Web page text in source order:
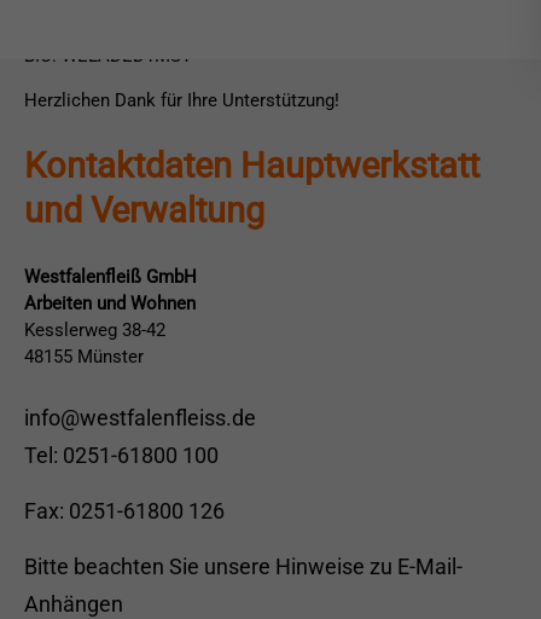
BIC: WELADED1MST
Herzlichen Dank für Ihre Unterstützung!
Kontaktdaten Hauptwerkstatt
und Verwaltung
Westfalenfleiß GmbH
Arbeiten und Wohnen
Kesslerweg 38-42
48155 Münster
info@westfalenfleiss.de
Tel: 0251-61800 100
Fax: 0251-61800 126
Bitte beachten Sie unsere Hinweise zu E-Mail-
Anhängen